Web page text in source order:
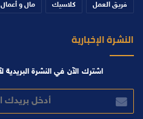
فريق العمل كلاسيك مال و أعمال
النشرة الإخبارية
اشترك الآن في النشرة البريدية
بريدك
الإلكتروني